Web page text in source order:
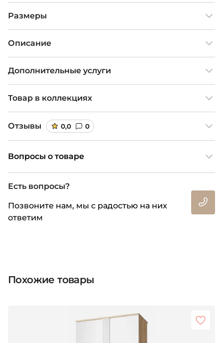
Размеры
Описание
Дополнительные услуги
Товар в коллекциях
Отзывы 0,0 0
Вопросы о товаре
Есть вопросы?
Позвоните нам, мы с радостью на них
ответим
Похожие товары